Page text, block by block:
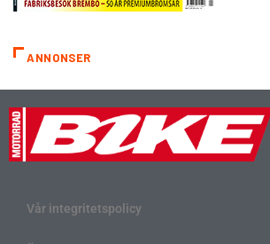
ANNONSER
Vår integritetspolicy